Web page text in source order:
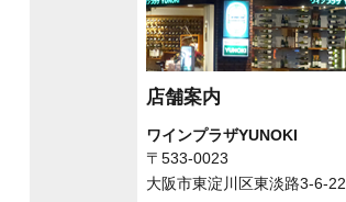
店舗案内
ワインプラザYUNOKI
〒533-0023
大阪市東淀川区東淡路3-6-22